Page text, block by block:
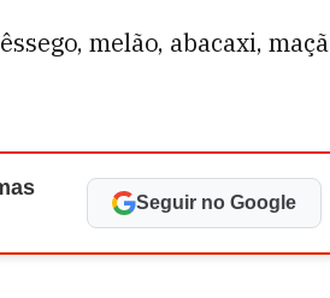
melão, abacaxi, maçã
Seguir no Google